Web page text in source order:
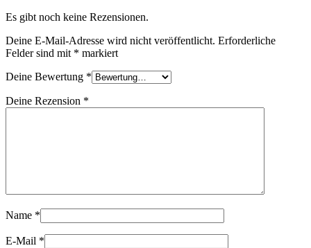
Es gibt noch keine Rezensionen.
Deine E-Mail-Adresse wird nicht veröffentlicht. Erforderliche
Felder sind mit * markiert
Deine Bewertung *
Deine Rezension *
Name *
E-Mail *